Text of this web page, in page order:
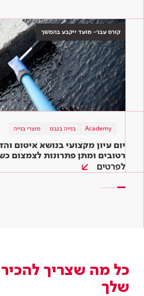
קורס עבר- מועד ייקבע בהמשך
Academy בנייה בגבס מוצרי בנייה
יום עיון מקצועי בנושא איטום
רטובים ומתן פתרונות לצמצום
ועד הגמר
לפרטים
תוכן מקצועי מוצרי בנייה
המדריך השלם לדבקים לאריחים:
הדבק המתאים ביותר לעבודה?
קראו עוד
בנייה ירוקה תוכן מקצועי מוצרי בנייה
שיפוץ ירוק – כך תיצרו סביבה
בבית שלכם
קראו עוד
כל מה שצריך
שלך